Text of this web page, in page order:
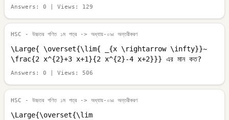
Answers: 0 | Views: 129
HSC - উচ্চতর গণিত ১ম পত্র -> অধ্যায়-০৯ঃ অন্তরীকরণ
\Large{ \overset{\lim{ _{x \rightarrow \infty}}~
\frac{2 x^{2}+3 x+1}{2 x^{2}-4 x+2}}} এর মান কত?
Answers: 0 | Views: 506
HSC - উচ্চতর গণিত ১ম পত্র -> অধ্যায়-০৯ঃ অন্তরীকরণ
\Large{\overset{\lim